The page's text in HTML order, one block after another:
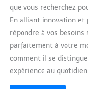
que vous recherchez
En alliant innovation et
répondre à vos besoins
parfaitement à votre
comment il se
expérience au quotidien.